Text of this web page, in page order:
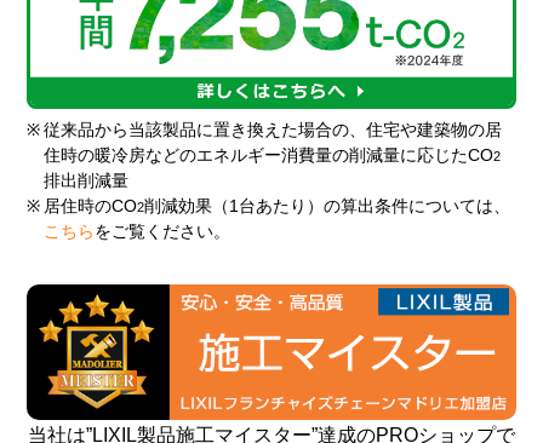
※ 従来品から当該製品に置き換えた場合の、住宅や建築物の居
住時の暖冷房などのエネルギー消費量の削減量に応じたCO2
排出削減量
※ 居住時のCO2削減効果（1台あたり）の算出条件については、
こちら をご覧ください。
当社は”LIXIL製品施工マイスター”達成のPROショップで